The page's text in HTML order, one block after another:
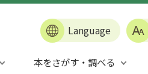
Language
本をさがす・調べる